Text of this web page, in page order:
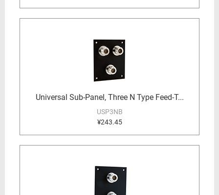
Universal Sub-Panel, Three N Type Feed-T...
USP3NB
¥243.45